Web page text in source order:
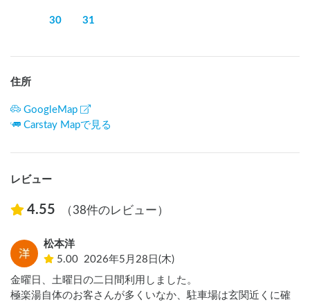
30 31
住所
GoogleMap
Carstay Mapで見る
レビュー
4.55 （38件のレビュー）
松本洋
5.00 2026年5月28日(木)
金曜日、土曜日の二日間利用しました。
極楽湯自体のお客さんが多くいなか、駐車場は玄関近くに確